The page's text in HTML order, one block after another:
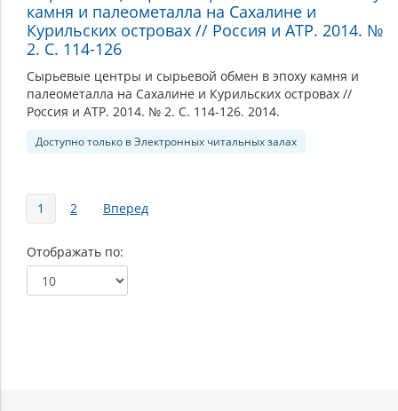
камня и палеометалла на Сахалине и
Курильских островах // Россия и АТР. 2014. №
2. С. 114-126
Сырьевые центры и сырьевой обмен в эпоху камня и
палеометалла на Сахалине и Курильских островах //
Россия и АТР. 2014. № 2. С. 114-126. 2014.
Доступно только в Электронных читальных залах
Страницы
1 2 Вперед
Отображать по